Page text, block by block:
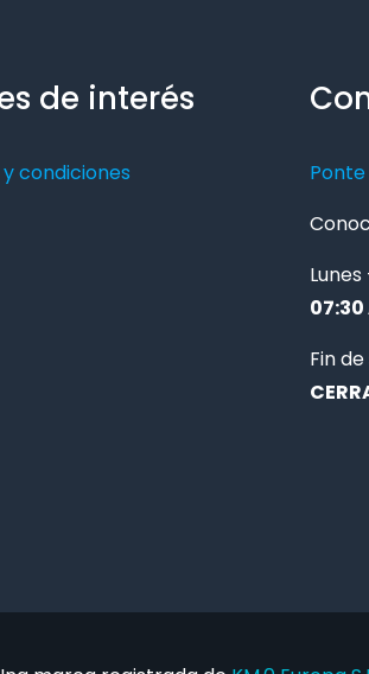
de interés
condiciones
Lunes
07:30
Fin